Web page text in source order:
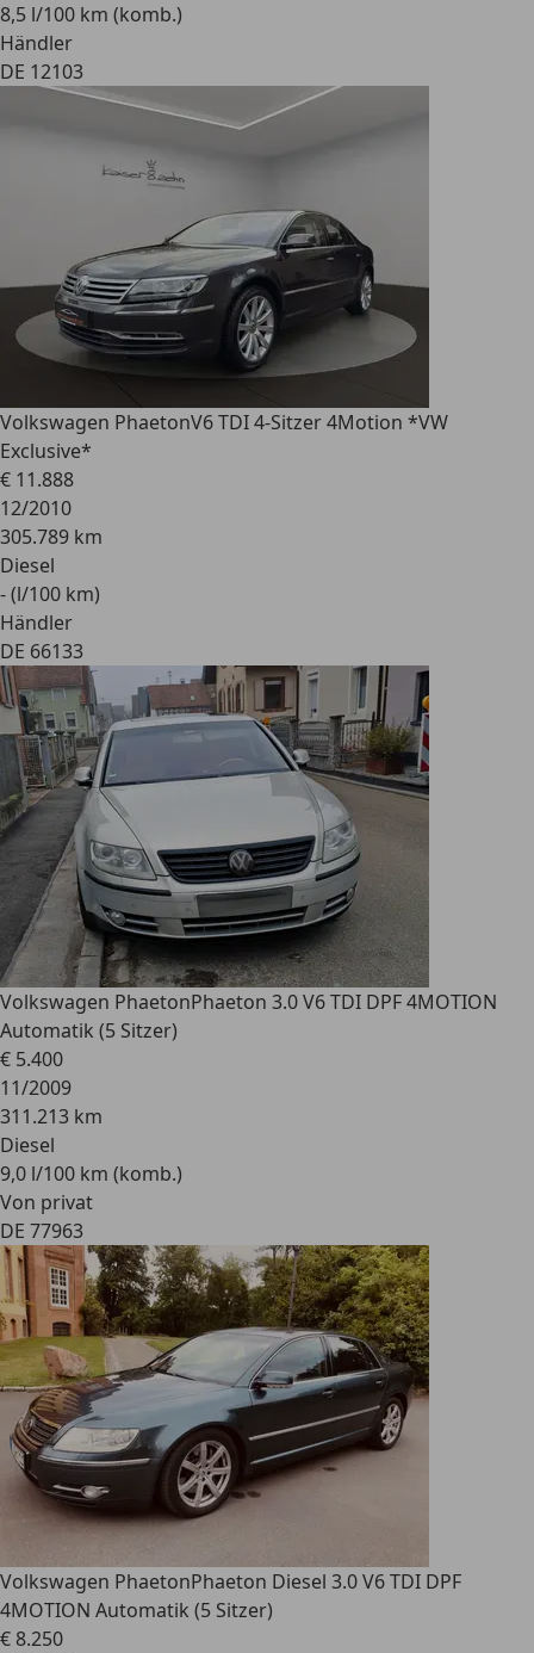
8,5 l/100 km (komb.)
Händler
DE 12103
Volkswagen PhaetonV6 TDI 4-Sitzer 4Motion *VW
Exclusive*
€ 11.888
12/2010
305.789 km
Diesel
- (l/100 km)
Händler
DE 66133
Volkswagen PhaetonPhaeton 3.0 V6 TDI DPF 4MOTION
Automatik (5 Sitzer)
€ 5.400
11/2009
311.213 km
Diesel
9,0 l/100 km (komb.)
Von privat
DE 77963
Volkswagen PhaetonPhaeton Diesel 3.0 V6 TDI DPF
4MOTION Automatik (5 Sitzer)
€ 8.250